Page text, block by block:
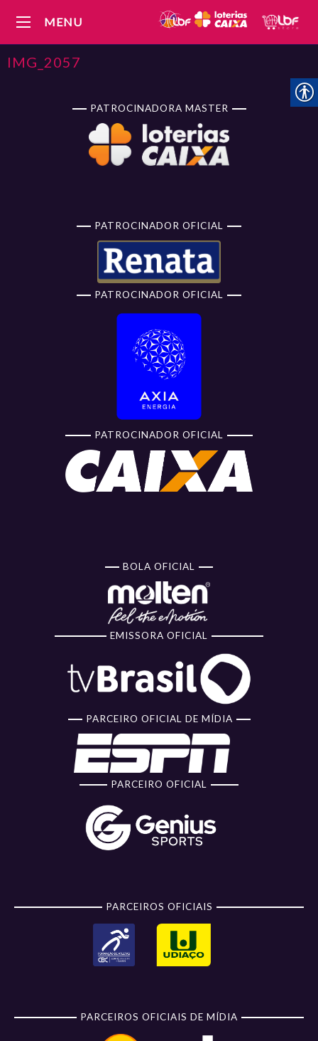
MENU
IMG_2057
PATROCINADORA MASTER
PATROCINADOR OFICIAL
PATROCINADOR OFICIAL
PATROCINADOR OFICIAL
BOLA OFICIAL
EMISSORA OFICIAL
PARCEIRO OFICIAL DE MÍDIA
PARCEIRO OFICIAL
PARCEIROS OFICIAIS
PARCEIROS OFICIAIS DE MÍDIA